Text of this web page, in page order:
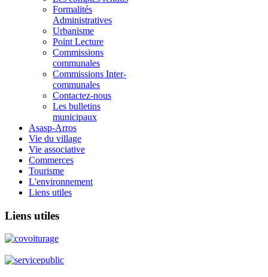
Formalités
Administratives
Urbanisme
Point Lecture
Commissions
communales
Commissions Inter-
communales
Contactez-nous
Les bulletins
municipaux
Asasp-Arros
Vie du village
Vie associative
Commerces
Tourisme
L'environnement
Liens utiles
Liens utiles